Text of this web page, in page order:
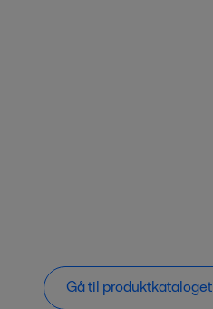
Gå til produktkataloget